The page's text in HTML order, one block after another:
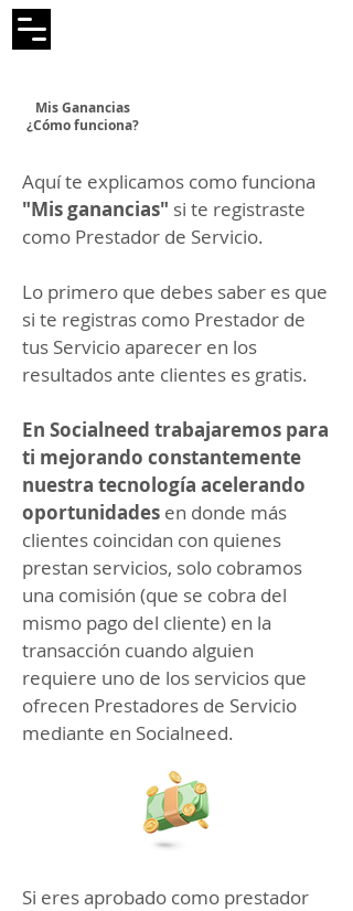
Mis Ganancias
¿Cómo funciona?
Aquí te explicamos como funciona
"Mis ganancias" si te registraste
como Prestador de Servicio.
Lo primero que debes saber es que
si te registras como Prestador de
tus Servicio aparecer en los
resultados ante clientes es gratis.
En Socialneed trabajaremos para
ti mejorando constantemente
nuestra tecnología acelerando
oportunidades en donde más
clientes coincidan con quienes
prestan servicios, solo cobramos
una comisión (que se cobra del
mismo pago del cliente) en la
transacción cuando alguien
requiere uno de los servicios que
ofrecen Prestadores de Servicio
mediante en Socialneed.
Si eres aprobado como prestador